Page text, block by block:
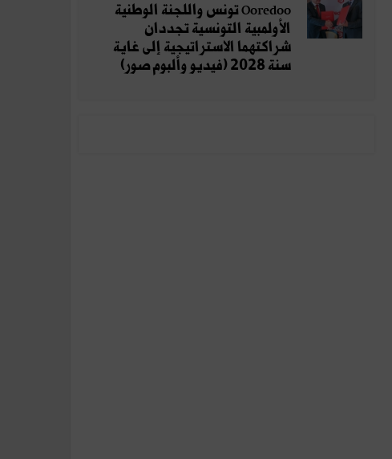
Ooredoo تونس واللجنة الوطنية
الأولمبية التونسية تجددان
شراكتهما الاستراتيجية إلى غاية
سنة 2028 (فيديو وألبوم صور)